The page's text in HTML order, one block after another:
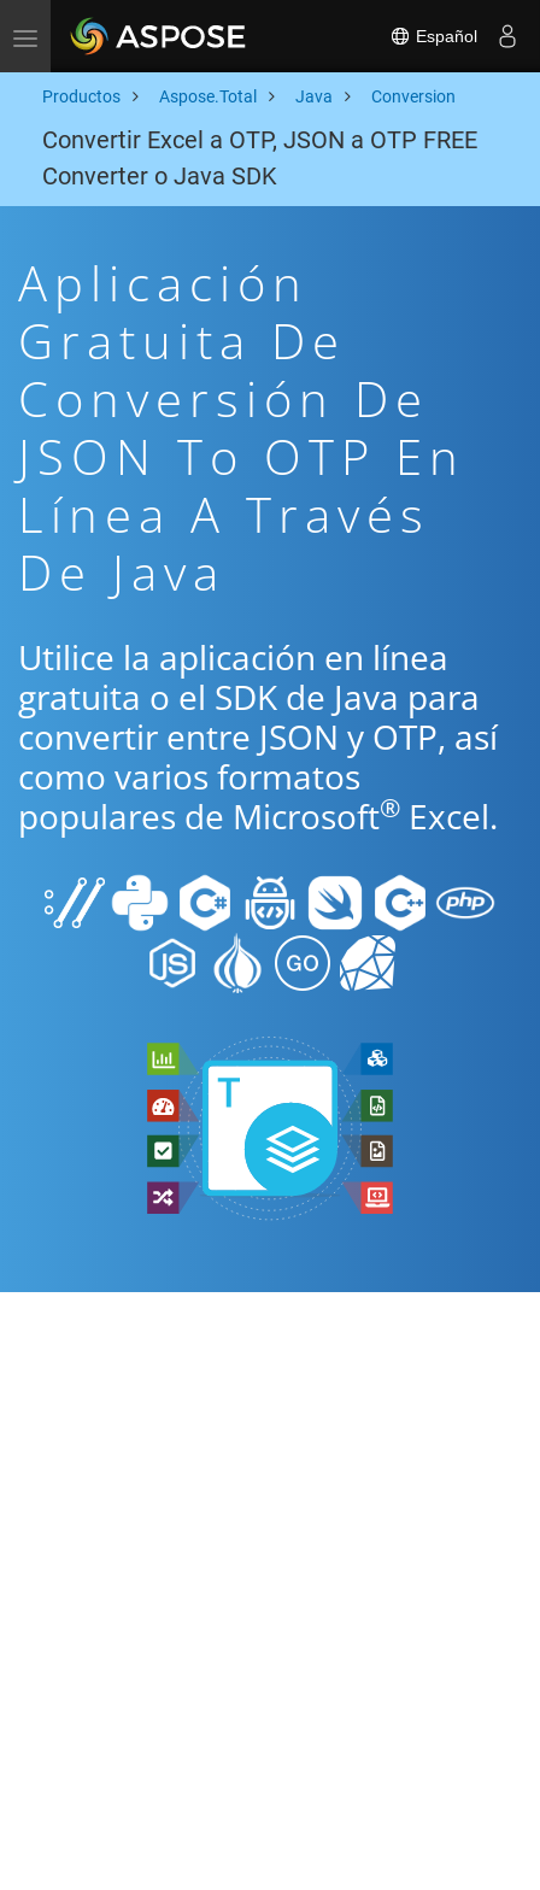
Toggle navigation Español
Productos Aspose.Total Java Conversion
Convertir Excel a OTP, JSON a OTP FREE
Converter o Java SDK
Aplicación
Gratuita De
Conversión De
JSON To OTP En
Línea A Través
De Java
Utilice la aplicación en línea
gratuita o el SDK de Java para
convertir entre JSON y OTP, así
como varios formatos
populares de Microsoft® Excel.